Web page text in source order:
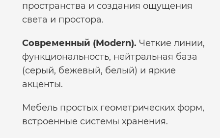
пространства и создания ощущения
света и простора.
Современный (Modern). Четкие линии,
функциональность, нейтральная база
(серый, бежевый, белый) и яркие
акценты.
Мебель простых геометрических форм,
встроенные системы хранения.